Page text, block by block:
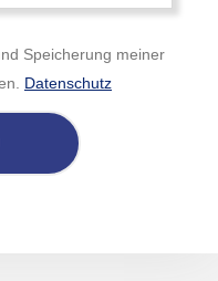
Speicherung meiner
Datenschutz